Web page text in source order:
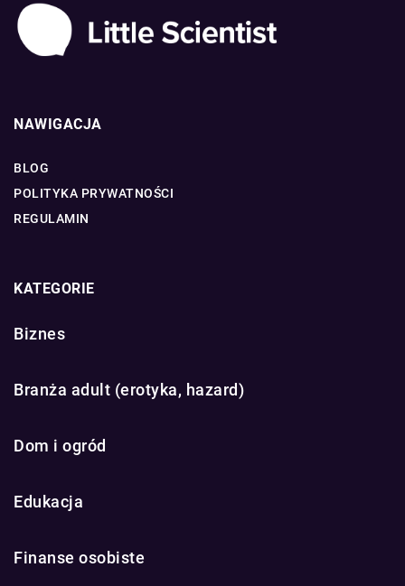
NAWIGACJA
BLOG
POLITYKA PRYWATNOŚCI
REGULAMIN
KATEGORIE
Biznes
Branża adult (erotyka, hazard)
Dom i ogród
Edukacja
Finanse osobiste